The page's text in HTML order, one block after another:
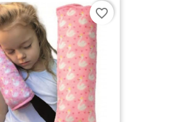
favorite_border